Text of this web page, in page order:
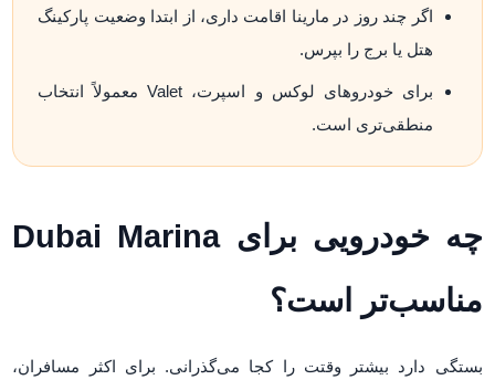
اگر چند روز در مارینا اقامت داری، از ابتدا وضعیت پارکینگ
هتل یا برج را بپرس.
برای خودروهای لوکس و اسپرت، Valet معمولاً انتخاب
منطقی‌تری است.
چه خودرویی برای Dubai Marina
مناسب‌تر است؟
بستگی دارد بیشتر وقتت را کجا می‌گذرانی. برای اکثر مسافران،